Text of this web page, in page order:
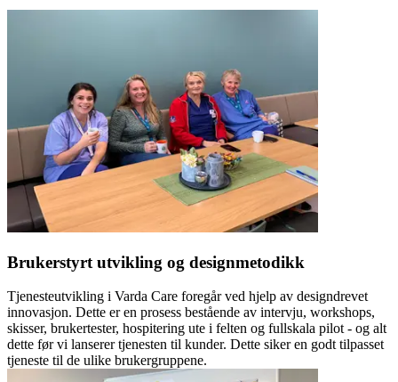
Brukerstyrt utvikling og designmetodikk
Tjenesteutvikling i Varda Care foregår ved hjelp av designdrevet
innovasjon. Dette er en prosess bestående av intervju, workshops,
skisser, brukertester, hospitering ute i felten og fullskala pilot - og alt
dette før vi lanserer tjenesten til kunder. Dette siker en godt tilpasset
tjeneste til de ulike brukergruppene.